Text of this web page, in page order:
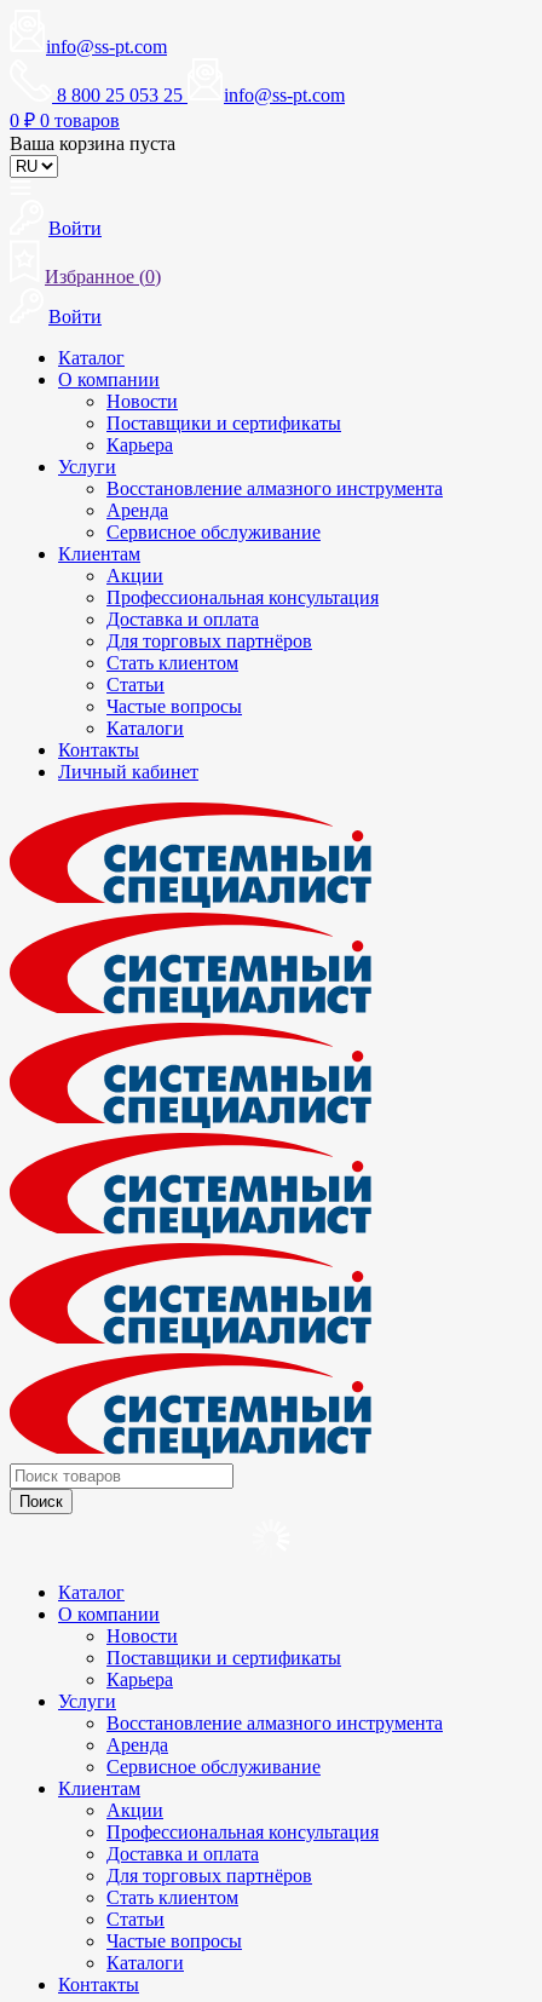
info@ss-pt.com
8 800 25 053 25
info@ss-pt.com
0 ₽ 0 товаров
Ваша корзина пуста
Войти
Избранное (0)
Войти
Каталог
О компании
Новости
Поставщики и сертификаты
Карьера
Услуги
Восстановление алмазного инструмента
Аренда
Сервисное обслуживание
Клиентам
Акции
Профессиональная консультация
Доставка и оплата
Для торговых партнёров
Стать клиентом
Статьи
Частые вопросы
Каталоги
Контакты
Личный кабинет
Каталог
О компании
Новости
Поставщики и сертификаты
Карьера
Услуги
Восстановление алмазного инструмента
Аренда
Сервисное обслуживание
Клиентам
Акции
Профессиональная консультация
Доставка и оплата
Для торговых партнёров
Стать клиентом
Статьи
Частые вопросы
Каталоги
Контакты